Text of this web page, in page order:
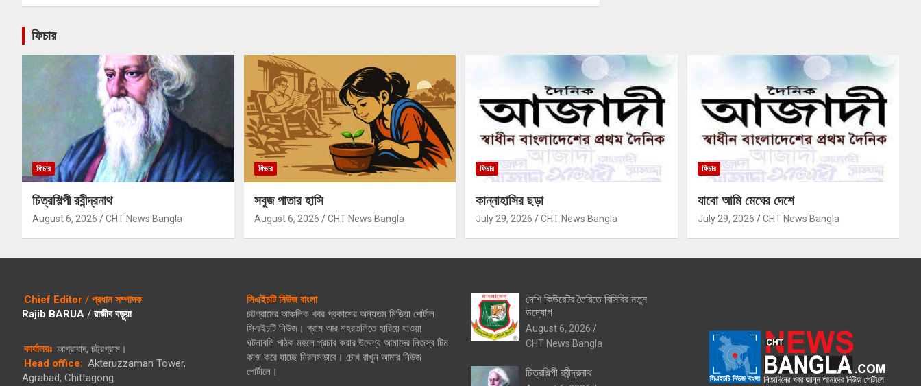
ফিচার
ফিচার
চিত্রশিল্পী রবীন্দ্রনাথ
August 6, 2026 CHT News Bangla
ফিচার
সবুজ পাতার হাসি
August 6, 2026 CHT News Bangla
ফিচার
কান্নাহাসির ছড়া
July 29, 2026 CHT News Bangla
ফিচার
যাবো আমি মেঘের দেশে
July 29, 2026 CHT News Bangla
Chief Editor / প্রধান সম্পাদক
Rajib BARUA / রাজীব বড়ুয়া
কার্যালয়ঃ আগ্রাবাদ, চট্ট্রগ্রাম।
Head office: Akteruzzaman Tower,
Agrabad, Chittagong.
সিএইচটি নিউজ বাংলা
চট্টগ্রামের আঞ্চলিক খবর প্রকাশের অন্যতম মিডিয়া পোর্টাল
সিএইচটি নিউজ। গ্রাম আর শহরতলিতে হারিয়ে যাওয়া
ঘটনাবলি পাঠক মহলে প্রচার করার উদ্দেশ্য আমাদের নিজস্ব টিম
কাজ করে যাচ্ছে নিরলসভাবে। চোখ রাখুন আমার নিউজ
পোর্টালে।
দেশি কিউরেটর তৈরিতে বিসিবির নতুন
উদ্যোগ
August 6, 2026
CHT News Bangla
চিত্রশিল্পী রবীন্দ্রনাথ